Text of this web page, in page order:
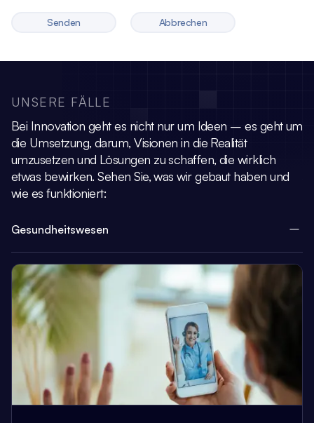
Senden Abbrechen
UNSERE FÄLLE
Bei Innovation geht es nicht nur um Ideen – es geht um
die Umsetzung, darum,Visionen in die Realität
umzusetzen und Lösungen zu schaffen, die wirklich
etwas bewirken.Sehen Sie, was wir gebaut haben und
wie es funktioniert:
Gesundheitswesen